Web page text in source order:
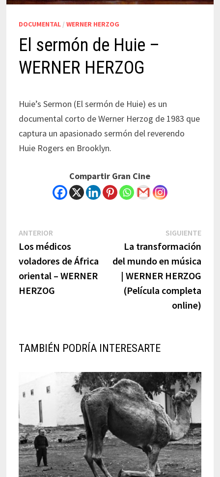
DOCUMENTAL /WERNER HERZOG
El sermón de Huie –
WERNER HERZOG
Huie’s Sermon (El sermón de Huie) es un
documental corto de Werner Herzog de 1983 que
captura un apasionado sermón del reverendo
Huie Rogers en Brooklyn.
Compartir Gran Cine
Navegación
de
entradas
ANTERIOR
post:
Los médicos
voladores de África
oriental – WERNER
HERZOG
SIGUIENTENext
post:
La transformación
del mundo en música
| WERNER HERZOG
(Película completa
online)
TAMBIÉN PODRÍA INTERESARTE